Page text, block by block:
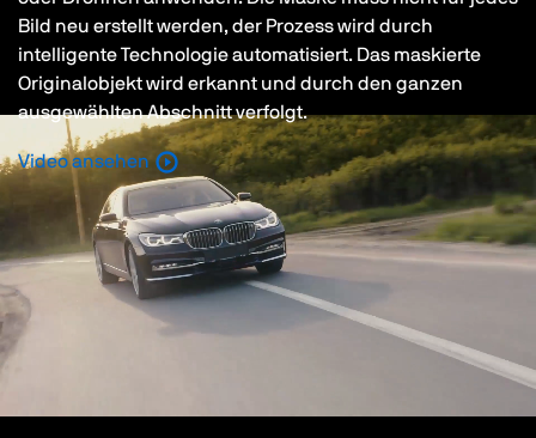
Bild neu erstellt werden, der Prozess wird durch
intelligente Technologie automatisiert. Das maskierte
Originalobjekt wird erkannt und durch den ganzen
ausgewählten Abschnitt verfolgt.
Video ansehen